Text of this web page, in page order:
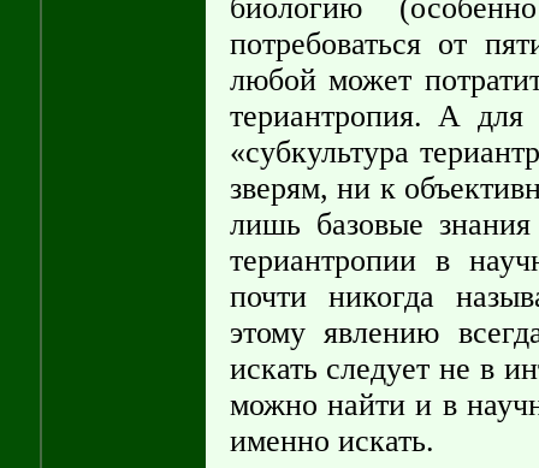
биологию
потребоваться от
любой может
териантропия. А для
«субкультура
зверям, ни к
лишь базовые
териантропии в
почти никогда
этому явлению
искать следует не в
можно найти и в
именно искать.